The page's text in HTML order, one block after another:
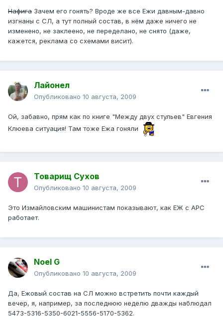
Нафига Зачем его гонять? Вроде же все Ежи давным-давно
изгнаны с СЛ, а тут полный состав, в нём даже ничего не
изменено, не заклеено, не переделано, не снято (даже,
кажется, реклама со схемами висит).
Лайонел
Опубликовано 10 августа, 2009
Ой, забавно, прям как по книге "Между двух стульев" Евгения
Клюева ситуация! Там тоже Ежа гоняли
Товарищ Сухов
Опубликовано 10 августа, 2009
Это Измайловским машинистам показывают, как ЕЖ с АРС
работает.
Noel G
Опубликовано 10 августа, 2009
Да, Ежовый состав на СЛ можно встретить почти каждый
вечер, я, например, за последнюю неделю дважды наблюдал
5473-5316-5350-6021-5556-5170-5362.